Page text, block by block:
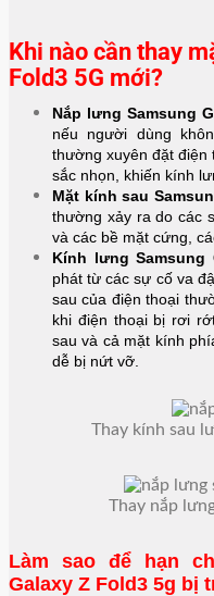
Khi nào cần thay
Fold3 5G mới?
Nắp lưng Samsung
nếu người dùng
thường xuyên đặt điện
sắc nhọn, khiến kính
Mặt kính sau
thường xảy ra do các
và các bề mặt cứng,
Kính lưng Samsung
phát từ các sự cố va
sau của điện thoại
khi điện thoại bị rơi
sau và cả mặt kính
dễ bị nứt vỡ.
Thay kính sau
Thay nắp
Làm sao để hạn
Galaxy Z Fold3 5g bị